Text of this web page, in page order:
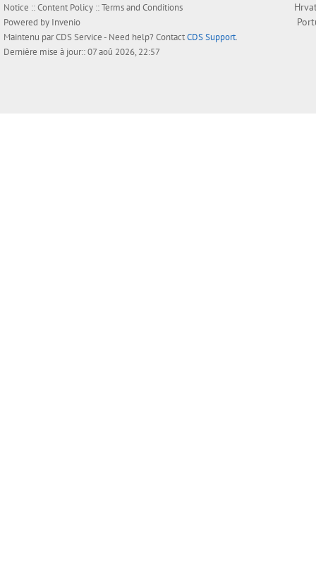
Notice ::Content Policy ::Terms and Conditions
Powered by Invenio
Maintenu parCDS Service- Need help? ContactCDS Support.
Dernière mise à jour:: 07 aoû 2026, 22:57